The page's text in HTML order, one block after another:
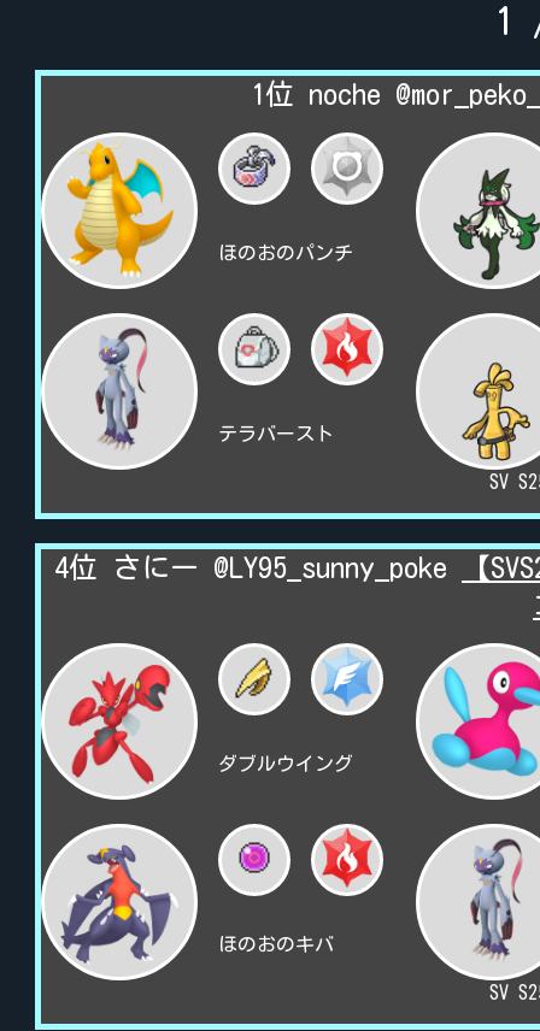
1
1位 noche
ほのおのパンチ
テラバースト
SV
4位 さにー @LY95_sunny_poke
【
ダブルウイング
ほのおのキバ
SV